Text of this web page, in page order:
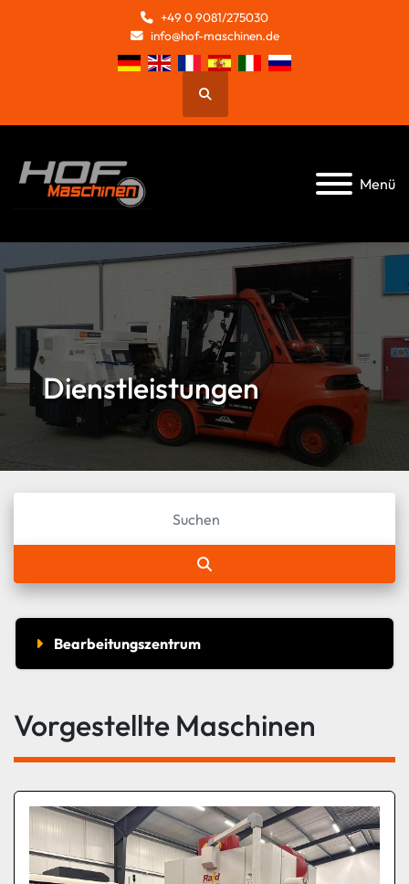
+49 0 9081/275030
info@hof-maschinen.de
Suche
Menü
Dienstleistungen
Bearbeitungszentrum
Vorgestellte Maschinen